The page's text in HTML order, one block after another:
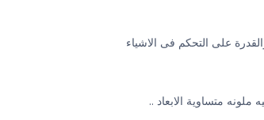
على التحكم فى الاشياء
متساوية الابعاد ..